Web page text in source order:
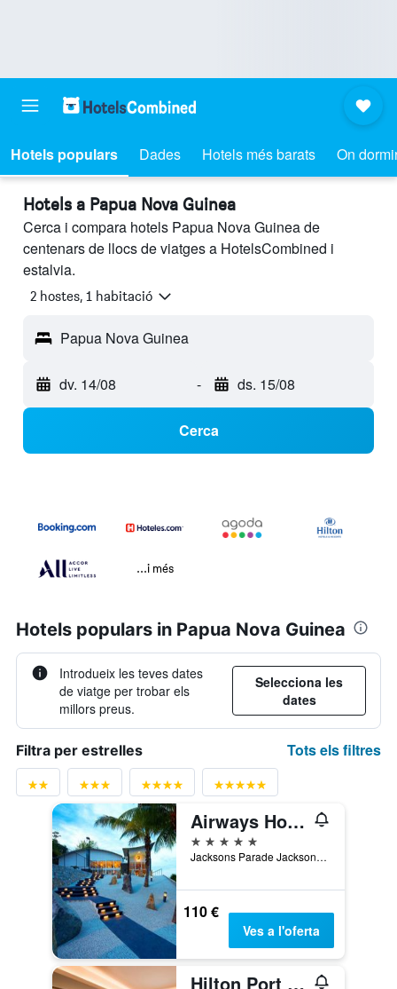
Hotels populars Dades Hotels més barats On
Hotels a Papua Nova Guinea
Cerca i compara hotels Papua Nova Guinea de
centenars de llocs de viatges a HotelsCombined i
estalvia.
2 hostes, 1 habitació
Papua Nova Guinea
dv. 14/08 - ds. 15/08
Cerca
...i més
Hotels populars in Papua Nova Guinea
Introdueix les teves dates
de viatge per trobar els
millors preus.
Selecciona les
dates
Filtra per estrelles Tots els filtres
Airways Hotel
5 estrelles
Jacksons Parade Jacksons Intl Airp Po Box 1942 Boroko Ncd, Port Moresby, Papua Nova Guinea
110 €
Ves a l'oferta
Hilton Port Moresby Hotel & Residences